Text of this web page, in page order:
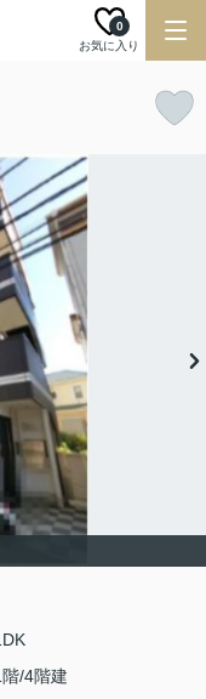
お気に入り
0
階/4階建